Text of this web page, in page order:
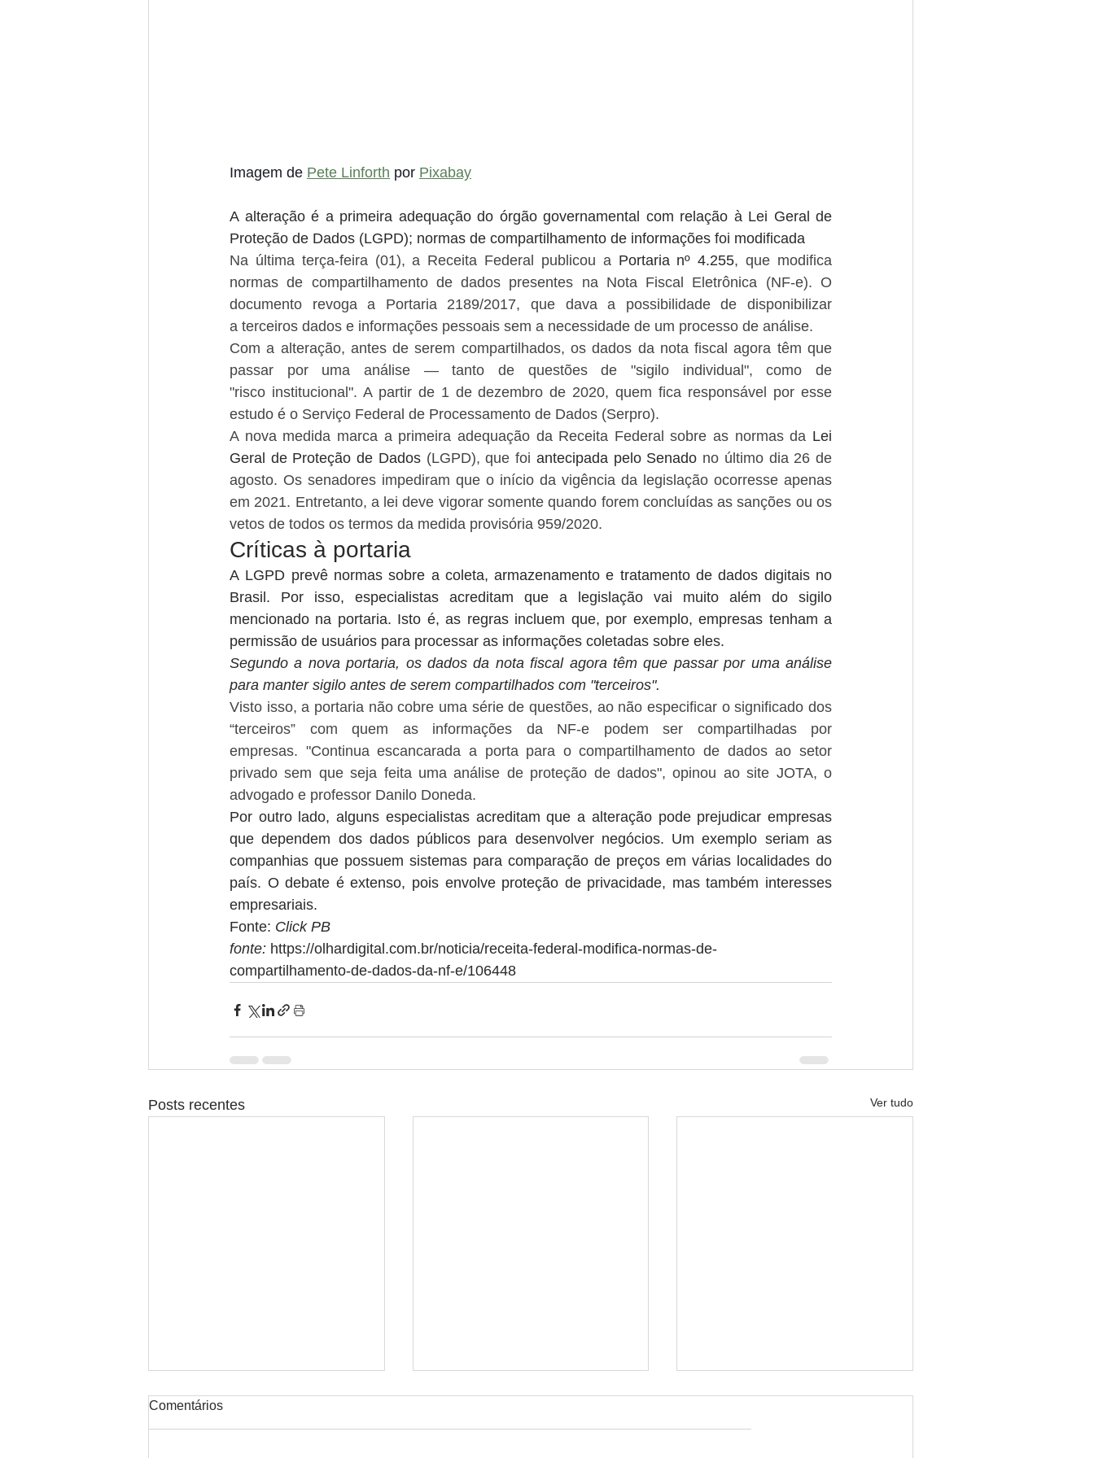
Imagem de Pete Linforth por Pixabay
A alteração é a primeira adequação do órgão governamental com relação à Lei Geral de
Proteção de Dados (LGPD); normas de compartilhamento de informações foi modificada
Na última terça-feira (01), a Receita Federal publicou a Portaria nº 4.255, que modifica
normas de compartilhamento de dados presentes na Nota Fiscal Eletrônica (NF-e). O
documento revoga a Portaria 2189/2017, que dava a possibilidade de disponibilizar
a terceiros dados e informações pessoais sem a necessidade de um processo de análise.
Com a alteração, antes de serem compartilhados, os dados da nota fiscal agora têm que
passar por uma análise — tanto de questões de "sigilo individual", como de
"risco institucional". A partir de 1 de dezembro de 2020, quem fica responsável por esse
estudo é o Serviço Federal de Processamento de Dados (Serpro).
A nova medida marca a primeira adequação da Receita Federal sobre as normas da Lei
Geral de Proteção de Dados (LGPD), que foi antecipada pelo Senado no último dia 26 de
agosto. Os senadores impediram que o início da vigência da legislação ocorresse apenas
em 2021. Entretanto, a lei deve vigorar somente quando forem concluídas as sanções ou os
vetos de todos os termos da medida provisória 959/2020.
Críticas à portaria
A LGPD prevê normas sobre a coleta, armazenamento e tratamento de dados digitais no
Brasil. Por isso, especialistas acreditam que a legislação vai muito além do sigilo
mencionado na portaria. Isto é, as regras incluem que, por exemplo, empresas tenham a
permissão de usuários para processar as informações coletadas sobre eles.
Segundo a nova portaria, os dados da nota fiscal agora têm que passar por uma análise
para manter sigilo antes de serem compartilhados com "terceiros".
Visto isso, a portaria não cobre uma série de questões, ao não especificar o significado dos
“terceiros” com quem as informações da NF-e podem ser compartilhadas por
empresas. "Continua escancarada a porta para o compartilhamento de dados ao setor
privado sem que seja feita uma análise de proteção de dados", opinou ao site JOTA, o
advogado e professor Danilo Doneda.
Por outro lado, alguns especialistas acreditam que a alteração pode prejudicar empresas
que dependem dos dados públicos para desenvolver negócios. Um exemplo seriam as
companhias que possuem sistemas para comparação de preços em várias localidades do
país. O debate é extenso, pois envolve proteção de privacidade, mas também interesses
empresariais.
Fonte: Click PB
fonte: https://olhardigital.com.br/noticia/receita-federal-modifica-normas-de-
compartilhamento-de-dados-da-nf-e/106448
Posts recentes Ver tudo
Comentários